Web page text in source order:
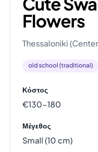
Flowers
Thessaloniki
old school (traditional)
Κόστος
€130–180
Μέγεθος
Small (10 cm)